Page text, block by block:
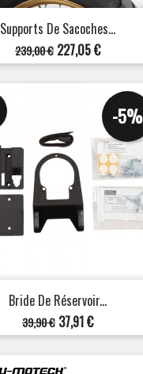
Supports De Sacoches...
Prix
de
base
239,00 € Prix
227,05 €
Bride De Réservoir...
Prix
de
base
39,90 €
-5%
Prix
37,91 €